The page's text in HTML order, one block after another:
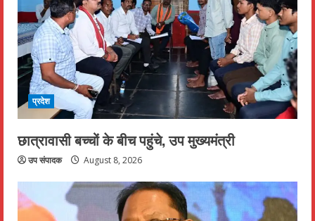
प्रदेश
छात्रावासी बच्चों के बीच पहुंचे, उप मुख्यमंत्री
उप संपादक August 8, 2026